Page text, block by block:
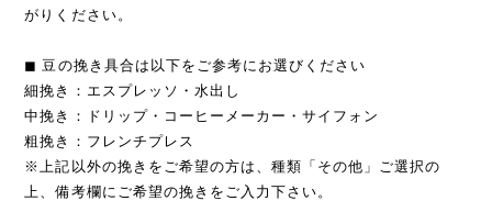
がりください。
◼︎ 豆の挽き具合は以下をご参考にお選びください
細挽き：エスプレッソ・水出し
中挽き：ドリップ・コーヒーメーカー・サイフォン
粗挽き：フレンチプレス
※上記以外の挽きをご希望の方は、種類「その他」ご選択の
上、備考欄にご希望の挽きをご入力下さい。